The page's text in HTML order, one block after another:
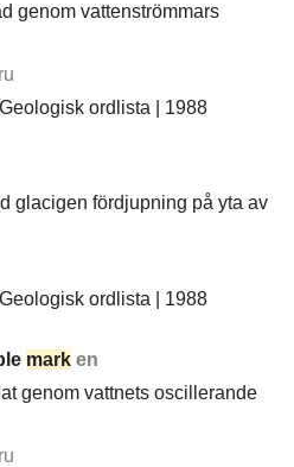
genom vattenströmmars
ordlista | 1988
glacigen fördjupning på yta av
ordlista | 1988
mark en
genom vattnets oscillerande